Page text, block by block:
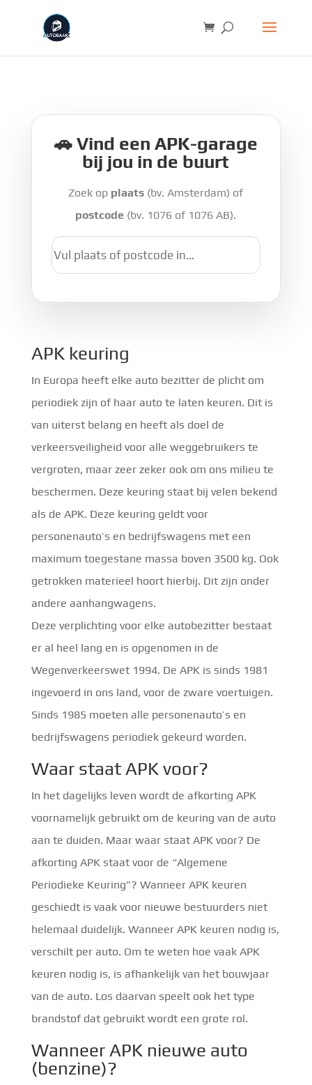
🚗 Vind een APK-garage
bij jou in de buurt
Zoek op plaats (bv. Amsterdam) of
postcode (bv. 1076 of 1076 AB).
APK keuring
In Europa heeft elke auto bezitter de plicht om
periodiek zijn of haar auto te laten keuren. Dit is
van uiterst belang en heeft als doel de
verkeersveiligheid voor alle weggebruikers te
vergroten, maar zeer zeker ook om ons milieu te
beschermen. Deze keuring staat bij velen bekend
als de APK. Deze keuring geldt voor
personenauto’s en bedrijfswagens met een
maximum toegestane massa boven 3500 kg. Ook
getrokken materieel hoort hierbij. Dit zijn onder
andere aanhangwagens.
Deze verplichting voor elke autobezitter bestaat
er al heel lang en is opgenomen in de
Wegenverkeerswet 1994. De APK is sinds 1981
ingevoerd in ons land, voor de zware voertuigen.
Sinds 1985 moeten alle personenauto’s en
bedrijfswagens periodiek gekeurd worden.
Waar staat APK voor?
In het dagelijks leven wordt de afkorting APK
voornamelijk gebruikt om de keuring van de auto
aan te duiden. Maar waar staat APK voor? De
afkorting APK staat voor de “Algemene
Periodieke Keuring”? Wanneer APK keuren
geschiedt is vaak voor nieuwe bestuurders niet
helemaal duidelijk. Wanneer APK keuren nodig is,
verschilt per auto. Om te weten hoe vaak APK
keuren nodig is, is afhankelijk van het bouwjaar
van de auto. Los daarvan speelt ook het type
brandstof dat gebruikt wordt een grote rol.
Wanneer APK nieuwe auto
(benzine)?